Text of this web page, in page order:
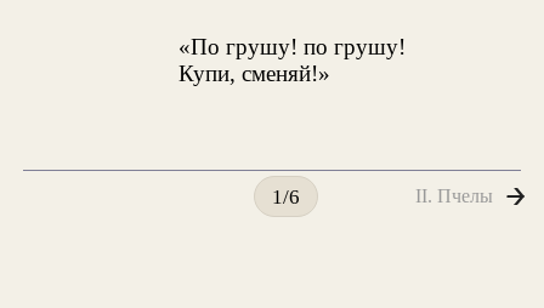
«По грушу! по грушу!
Купи, сменяй!»
1/6 II. Пчелы